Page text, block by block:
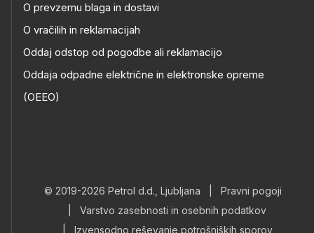
O prevzemu blaga in dostavi
O vračilih in reklamacijah
Oddaj odstop od pogodbe ali reklamacijo
Oddaja odpadne električne in elektronske opreme
(OEEO)
© 2019-2026 Petrol d.d., Ljubljana
Pravni pogoji
Varstvo zasebnosti in osebnih podatkov
Izvensodno reševanje potrošniških sporov